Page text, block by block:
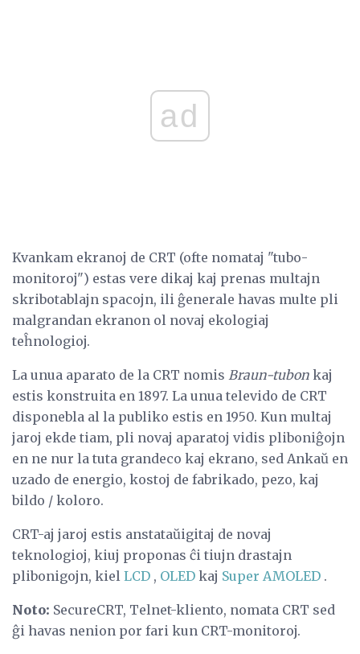
ad
Kvankam ekranoj de CRT (ofte nomataj "tubo-
monitoroj") estas vere dikaj kaj prenas multajn
skribotablajn spacojn, ili ĝenerale havas multe pli
malgrandan ekranon ol novaj ekologiaj
teĥnologioj.
La unua aparato de la CRT nomis Braun-tubon kaj
estis konstruita en 1897. La unua televido de CRT
disponebla al la publiko estis en 1950. Kun multaj
jaroj ekde tiam, pli novaj aparatoj vidis pliboniĝojn
en ne nur la tuta grandeco kaj ekrano, sed Ankaŭ en
uzado de energio, kostoj de fabrikado, pezo, kaj
bildo / koloro.
CRT-aj jaroj estis anstataŭigitaj de novaj
teknologioj, kiuj proponas ĉi tiujn drastajn
plibonigojn, kiel LCD , OLED kaj Super AMOLED .
Noto: SecureCRT, Telnet-kliento, nomata CRT sed
ĝi havas nenion por fari kun CRT-monitoroj.